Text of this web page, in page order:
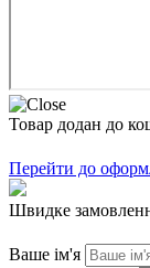
Товар додан до
Перейти до
Швидке
Ваше ім'я